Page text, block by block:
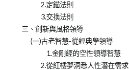
2.定錨法則
3.交換法則
三、創新與風格領導
(一)古老智慧-從經典學領導
1.金剛經的空性領導智慧
2.從紅樓夢洞悉人性潛在需求